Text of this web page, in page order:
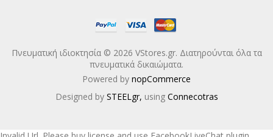
Πνευματική ιδιοκτησία © 2026 VStores.gr. Διατηρούνται όλα τα
πνευματικά δικαιώματα.
Powered by nopCommerce
Designed by STEELgr, using Connecotras